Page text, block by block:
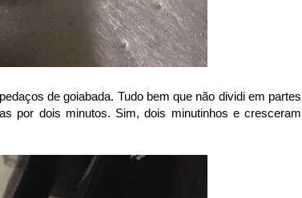
de goiabada. Tudo bem que não dividi em partes
por dois minutos. Sim, dois minutinhos e cresceram